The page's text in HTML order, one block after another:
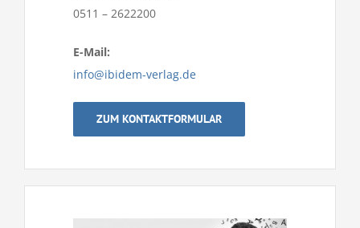
0511 – 2622200
E-Mail:
info@ibidem-verlag.de
ZUM KONTAKTFORMULAR